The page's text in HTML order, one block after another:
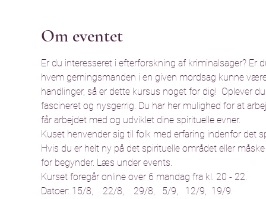
Om eventet
Er du interesseret i efterforskning af kriminalsager?
hvem gerningsmanden i en given mordsag kunne
handlinger, så er dette kursus noget for dig!  Oplever
fascineret og nysgerrig. Du har her mulighed for at
får arbejdet med og udviklet dine spirituelle evner.
Kuset henvender sig til folk med erfaring indenfor det
Hvis du er helt ny på det spirituelle området eller
for begynder. Læs under events.
Kurset foregår online over 6 mandag fra kl. 20 - 22.
Datoer: 15/8,    22/8,    29/8,   5/9,   12/9,  19/9.